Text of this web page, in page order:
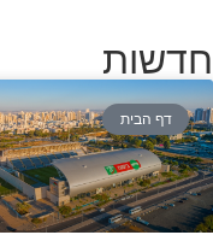
חדשות
דף הבית